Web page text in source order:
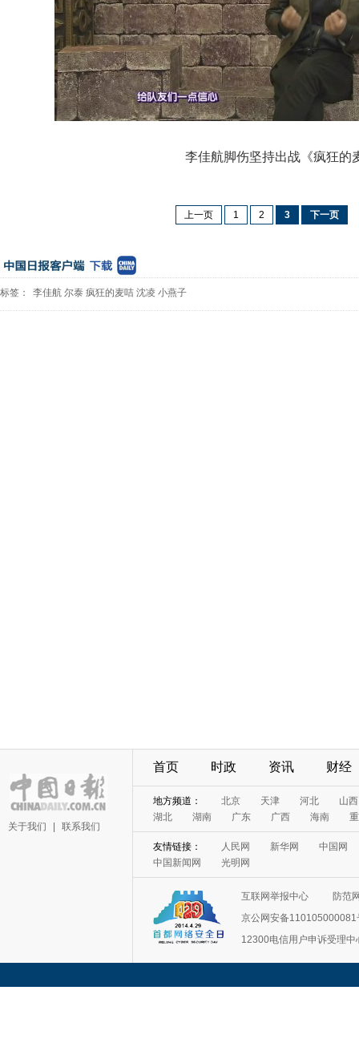
李佳航脚伤坚持出战《疯狂的
上一页 1 2 3 下一页
标签： 李佳航 尔泰 疯狂的麦咭 沈凌 小燕子
关于我们 联系我们
首页 时政 资讯 财经
地方频道： 北京 天津 河北
山西
湖北
湖南 广东 广西 海南
友情链接： 人民网 新华网
中国网
中国新闻网
光明网
互联网举报中心
防范
京公网安备110105000081
12300电信用户申诉受理中